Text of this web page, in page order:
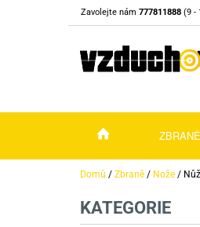
Zavolejte nám 777811888 (9 -
ZBRANĚ
Vzduchovky
Vzduchové
Domů / Zbraně / Nože /
KATEGORIE